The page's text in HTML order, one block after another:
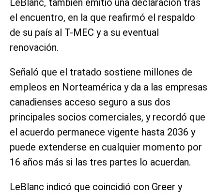
el encuentro, en la que reafirmó el respaldo
de su país al T-MEC y a su eventual
renovación.
Señaló que el tratado sostiene millones de
empleos en Norteamérica y da a las empresas
canadienses acceso seguro a sus dos
principales socios comerciales, y recordó que
el acuerdo permanece vigente hasta 2036 y
puede extenderse en cualquier momento por
16 años más si las tres partes lo acuerdan.
LeBlanc indicó que coincidió con Greer y